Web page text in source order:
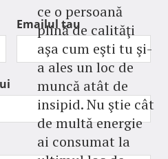
ce o persoană
plină de calităţi
aşa cum eşti tu şi-
a ales un loc de
muncă atât de
insipid. Nu ştie cât
de multă energie
ai consumat la
Emailul tau